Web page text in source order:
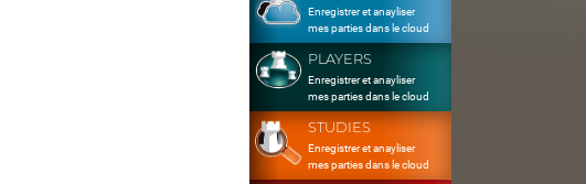
Enregistrer et anayliser
mes parties dans le cloud
PLAYERS
Enregistrer et anayliser
mes parties dans le cloud
STUDIES
Enregistrer et anayliser
mes parties dans le cloud